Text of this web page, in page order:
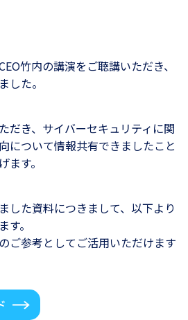
竹内の講演をご聴講いただき、
した。
だき、サイバーセキュリティに関
について情報共有できましたこと
す。
した資料につきまして、以下より
。
ご参考としてご活用いただけます